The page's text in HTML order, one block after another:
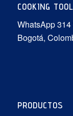
COOKING
WhatsApp
Bogotá,
PRODUCTOS